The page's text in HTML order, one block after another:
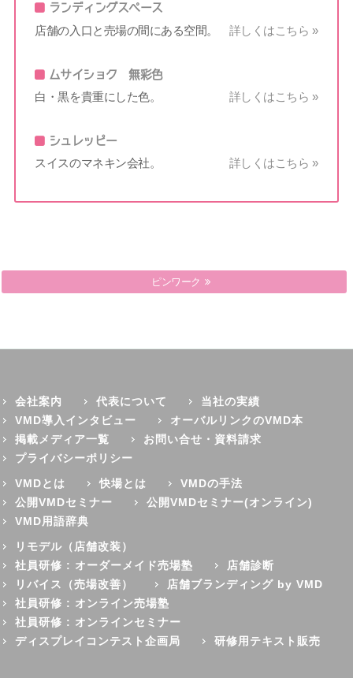
ランディングスペース
店舗の入口と売場の間にある空間。 詳しくはこちら »
ムサイショク 無彩色
白・黒を貴重にした色。 詳しくはこちら »
シュレッピー
スイスのマネキン会社。 詳しくはこちら »
ピラミット
ピンワーク
会社案内 代表について
当社の実績
VMD導入インタビュー
オーバルリンクのVMD本
掲載メディア一覧
お問い合せ・資料請求
プライバシーポリシー
VMDとは
快場とは
VMDの手法
公開VMDセミナー
公開VMDセミナー(オンライン)
VMD用語辞典
リモデル（店舗改装）
社員研修 : オーダーメイド売場塾
店舗診断
リバイス（売場改善）
店舗ブランディング by VMD
社員研修 : オンライン売場塾
社員研修 : オンラインセミナー
ディスプレイコンテスト企画局
研修用テキスト販売